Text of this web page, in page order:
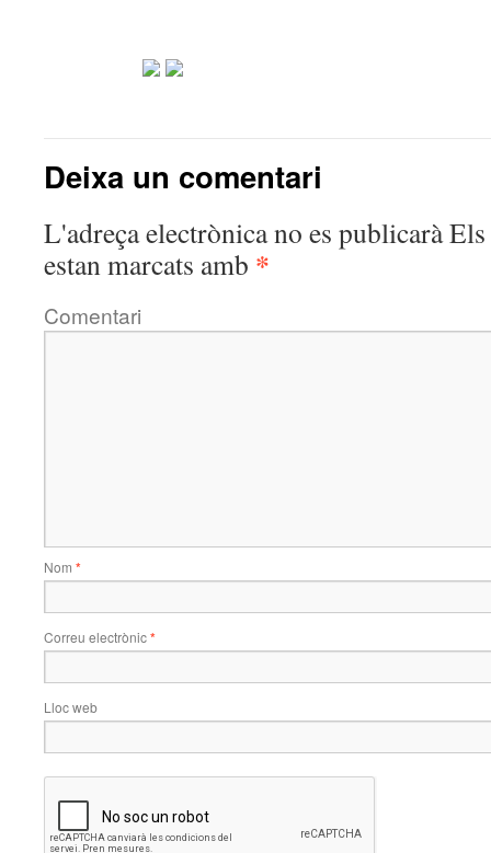
Deixa un comentari
L'adreça electrònica no es publicaràEls
estan marcats amb *
Comentari
Nom *
Correu electrònic*
Lloc web